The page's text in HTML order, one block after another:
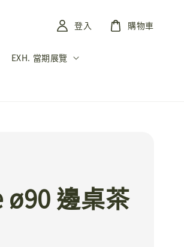
EXH. 當期展覽
登入 購物車
邊桌茶